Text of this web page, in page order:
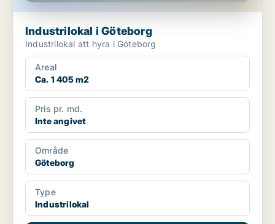
Industrilokal i Göteborg
Industrilokal att hyra i Göteborg
Areal
Ca. 1 405 m2
Pris pr. md.
Inte angivet
Område
Göteborg
Type
Industrilokal